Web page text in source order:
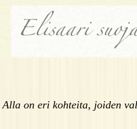
Alla on eri kohteita, joiden